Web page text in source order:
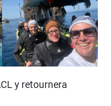
y retournera